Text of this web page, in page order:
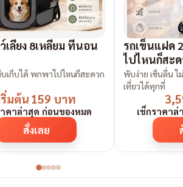
เลี้ยง 8เหลี่ยม ที่นอน
กางง่าย พับเก็บได้ พกพาไปไหนก็สะดวก
ริ่มต้น 159 บาท
าคาล่าสุด ก่อนของหมด
สั่งเลย
รถเข็นแฝด
ไปไหนก็สะ
พับง่าย เข็นลื่น ไ
เที่ยวได้ทุกที่
เช็กราคา